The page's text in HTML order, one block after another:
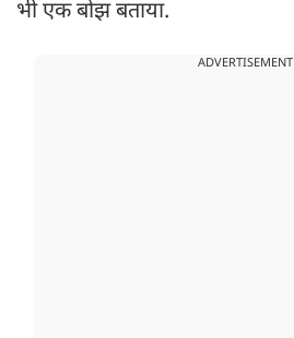
भी एक बोझ बताया.
ADVERTISEMENT